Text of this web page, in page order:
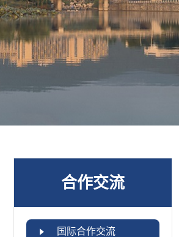
合作交流
国际合作交流